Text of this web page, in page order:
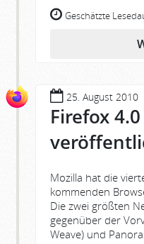
Geschätzte
25. August 2010
Firefox
Mozilla hat die
kommenden
Die zwei größten
gegenüber der
Weave) und